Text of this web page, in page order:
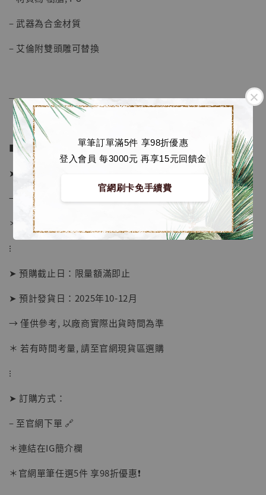
單筆訂單滿5件 享98折優惠
登入會員 每3000元 再享15元回饋金
官網刷卡免手續費
【店內現貨】海賊王 系列蒐藏雕像 布魯克達
NT$ 1,500
– 武器為合金材質
– 艾倫附雙頭雕可替換
──────────────
■ 販售資訊：
➤ 價格 19280元 (訂金8480)
→ 國際運費到台後通知
＊運費合理 請安心選購
⁝
➤ 預購截止日：限量額滿即止
➤ 預計發貨日：2025年10-12月
→ 僅供參考, 以廠商實際出貨時間為準
＊ 若有時間考量, 請至官網現貨區選購
⁝
➤ 訂購方式：
– 至官網下單 🔗
＊連結在IG簡介欄
＊官網單筆任選5件 享98折優惠❗️